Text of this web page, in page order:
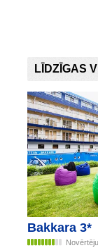
LĪDZĪGAS
Bakkara 3*